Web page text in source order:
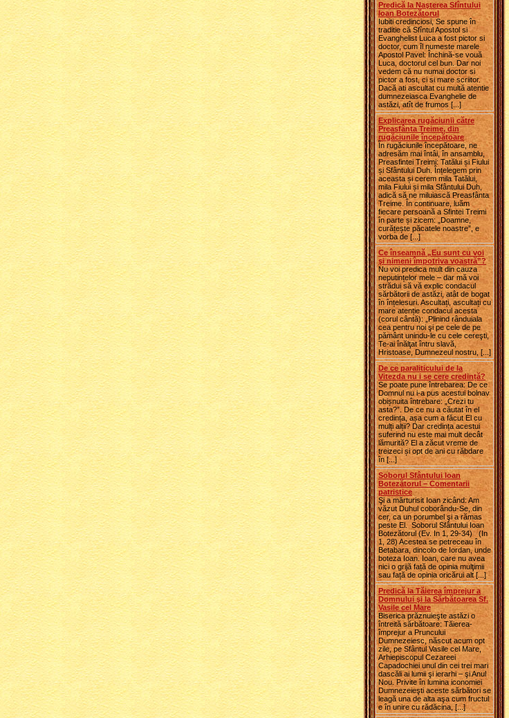
Predică la Naşterea Sfîntului
Ioan Botezătorul
Iubiti credinciosi, Se spune în
traditie că Sfîntul Apostol si
Evanghelist Luca a fost pictor si
doctor, cum îl numeste marele
Apostol Pavel: Închină-se vouă
Luca, doctorul cel bun. Dar noi
vedem că nu numai doctor si
pictor a fost, ci si mare scriitor.
Dacă ati ascultat cu multă atentie
dumnezeiasca Evanghelie de
astăzi, atît de frumos [...]
Explicarea rugăciunii către
Preasfânta Treime, din
rugăciunile începătoare
În rugăciunile începătoare, ne
adresăm mai întâi, în ansamblu,
Preasfintei Treimi: Tatălui și Fiului
și Sfântului Duh. Înțelegem prin
aceasta și cerem mila Tatălui,
mila Fiului și mila Sfântului Duh,
adică să ne miluiască Preasfânta
Treime. În continuare, luăm
fiecare persoană a Sfintei Treimi
în parte și zicem: „Doamne,
curățește păcatele noastre”, e
vorba de [...]
Ce înseamnă „Eu sunt cu voi
şi nimeni împotriva voastră”?
Nu voi predica mult din cauza
neputințelor mele – dar mă voi
strădui să vă explic condacul
sărbătorii de astăzi, atât de bogat
în înțelesuri. Ascultați, ascultați cu
mare atenție condacul acesta
(corul cântă): „Plinind rânduiala
cea pentru noi şi pe cele de pe
pământ unindu-le cu cele cereşti,
Te-ai înălţat întru slavă,
Hristoase, Dumnezeul nostru, [...]
De ce paraliticului de la
Vitezda nu i se cere credință?
Se poate pune întrebarea: De ce
Domnul nu i-a pus acestui bolnav
obișnuita întrebare: „Crezi tu
asta?”. De ce nu a căutat în el
credința, așa cum a făcut El cu
mulți alții? Dar credința acestui
suferind nu este mai mult decât
lămurită? El a zăcut vreme de
treizeci și opt de ani cu răbdare
în [...]
Soborul Sfântului Ioan
Botezătorul – Comentarii
patristice
Şi a mărturisit Ioan zicând: Am
văzut Duhul coborându-Se, din
cer, ca un porumbel şi a rămas
peste El. Soborul Sfântului Ioan
Botezătorul (Ev. In 1, 29-34) (In
1, 28) Acestea se petreceau în
Betabara, dincolo de Iordan, unde
boteza Ioan. Ioan, care nu avea
nici o grijă față de opinia mulţimii
sau față de opinia oricărui alt [...]
Predică la Tăierea împrejur a
Domnului şi la Sărbătoarea Sf.
Vasile cel Mare
Biserica prăznuieşte astăzi o
întreită sărbătoare: Tăierea-
împrejur a Pruncului
Dumnezeiesc, născut acum opt
zile, pe Sfântul Vasile cel Mare,
Arhiepiscopul Cezareei
Capadochiei unul din cei trei mari
dascăli ai lumii şi ierarhi – şi Anul
Nou. Privite în lumina iconomiei
Dumnezeieşti aceste sărbători se
leagă una de alta aşa cum fructul
e în unire cu rădăcina, [...]